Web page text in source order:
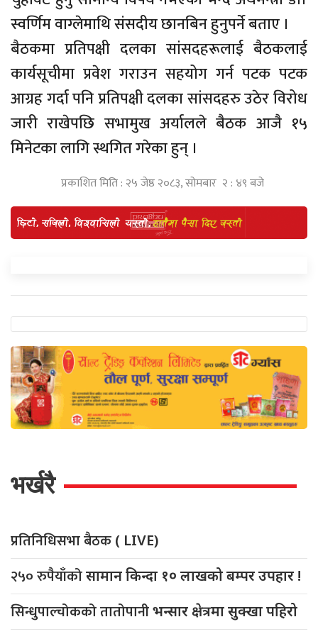
स्वर्णिम वाग्लेमाथि संसदीय छानबिन हुनुपर्ने बताए ।
बैठकमा प्रतिपक्षी दलका सांसदहरूलाई बैठकलाई
कार्यसूचीमा प्रवेश गराउन सहयोग गर्न पटक पटक
आग्रह गर्दा पनि प्रतिपक्षी दलका सांसदहरु उठेर विरोध
जारी राखेपछि सभामुख अर्यालले बैठक आजै १५
मिनेटका लागि स्थगित गरेका हुन् ।
प्रकाशित मिति : २५ जेष्ठ २०८३, सोमबार २ : ४९ बजे
भर्खरै
प्रतिनिधिसभा बैठक ( LIVE)
२५० रुपैयाँकोसामान किन्दा १० लाखको बम्पर उपहार !
सिन्धुपाल्चोकको तातोपानीभन्सार क्षेत्रमा सुक्खा पहिरो